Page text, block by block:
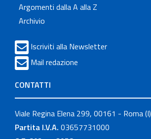
Argomenti dalla A alla Z
Archivio
Iscriviti alla Newsletter
Mail redazione
CONTATTI
Viale Regina Elena 299, 00161 - Roma (I)
Partita I.V.A. 03657731000